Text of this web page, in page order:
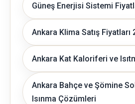
Güneş Enerjisi Sistemi
Ankara Klima Satış Fiyatları
Ankara Kat Kaloriferi ve
Ankara Bahçe ve Şömine
Isınma Çözümleri